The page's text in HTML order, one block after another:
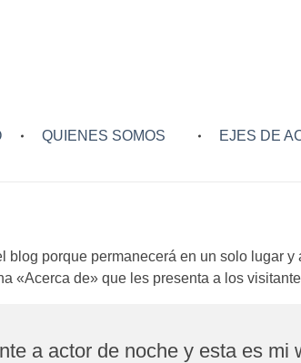
QUIENES SOMOS EJES DE
porque permanecerá en un solo lugar
«Acerca de» que les presenta a los
a actor de noche y esta es